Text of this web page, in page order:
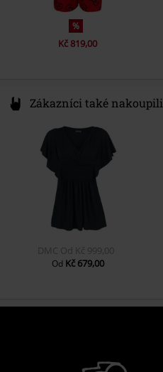
%
Kč 819,00
Zákazníci také nakoupili
DMC Od Kč 999,00
Od Kč 679,00